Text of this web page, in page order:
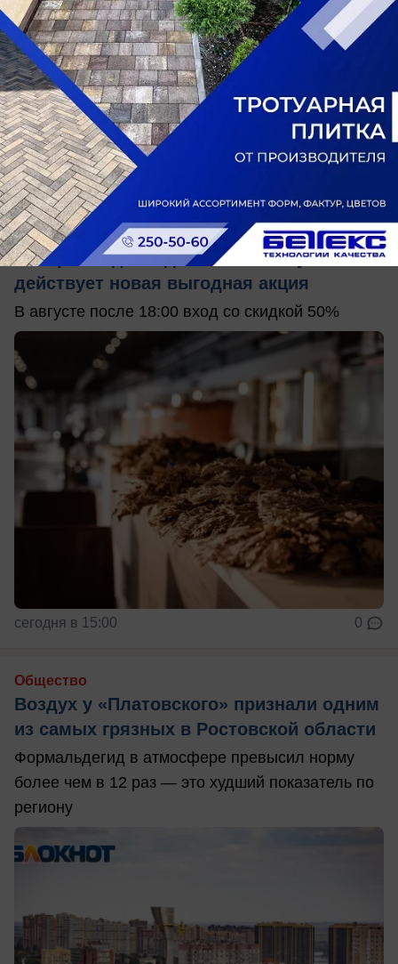
сегодня в 15:35
Общество
Вечера созданы для бани: в City Creek
действует новая выгодная акция
В августе после 18:00 вход со скидкой 50%
сегодня в 15:00 0
Общество
Воздух у «Платовского» признали одним
из самых грязных в Ростовской области
Формальдегид в атмосфере превысил норму
более чем в 12 раз — это худший показатель по
региону